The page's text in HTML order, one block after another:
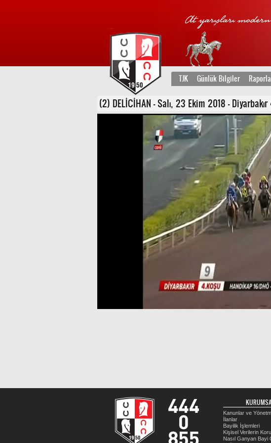
TJK Günlük Bilgiler
(2) DELİCİHAN - Salı, 23 Ekim 2018 -
Kanunlar ve
İlanlar
Bayilik İşlemleri
Kişisel Verilerin
Nasıl Ganyan Bayi